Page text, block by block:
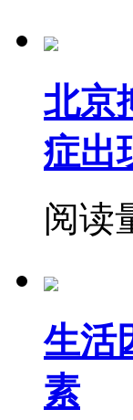
北京
症出
阅读
生活
素